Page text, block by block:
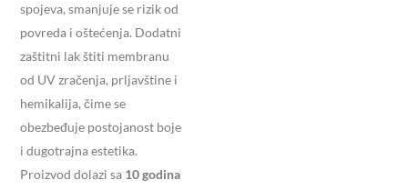
spojeva, smanjuje se rizik od
povreda i oštećenja. Dodatni
zaštitni lak štiti membranu
od UV zračenja, prljavštine i
hemikalija, čime se
obezbeđuje postojanost boje
i dugotrajna estetika.
Proizvod dolazi sa 10 godina